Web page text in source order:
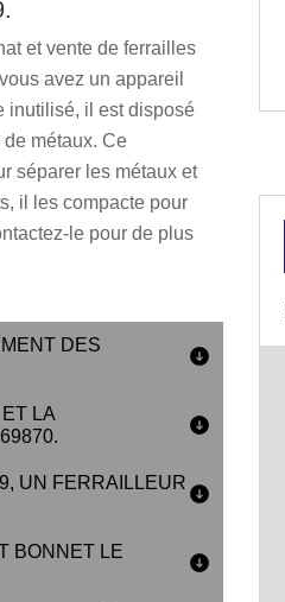
et vente de ferrailles
avez un appareil
inutilisé, il est disposé
métaux. Ce
séparer les métaux et
il les compacte pour
le pour de plus
DES
LA
UN FERRAILLEUR
BONNET LE